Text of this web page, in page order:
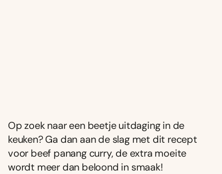
Op zoek naar een beetje uitdaging in de
keuken? Ga dan aan de slag met dit recept
voor beef panang curry, de extra moeite
wordt meer dan beloond in smaak!